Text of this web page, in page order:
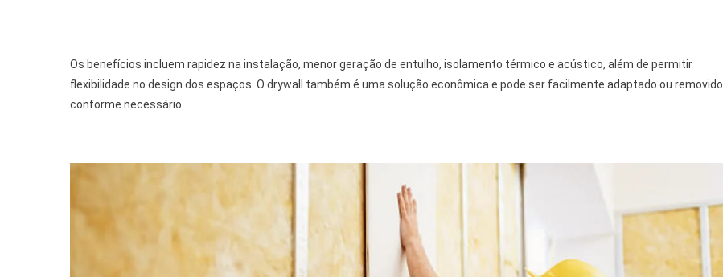
Os benefícios incluem rapidez na instalação, menor geração de entulho, isolamento térmico e acústico, além de permitir
flexibilidade no design dos espaços. O drywall também é uma solução econômica e pode ser facilmente adaptado ou removido
conforme necessário.